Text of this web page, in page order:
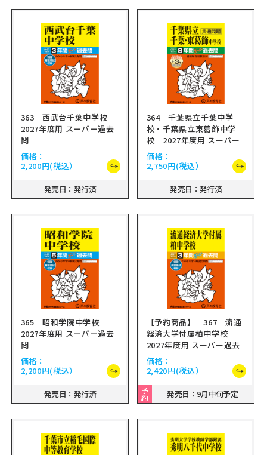
363 西武台千葉中学校
2027年度用 スーパー過去
問
価格：
2,200円(税込）
発売日：発行済
364 千葉県立千葉中学
校・千葉県立東葛飾中学
校 2027年度用 スーパー
過去問
価格：
2,750円(税込）
発売日：発行済
365 昭和学院中学校
2027年度用 スーパー過去
問
価格：
2,200円(税込）
発売日：発行済
【予約商品】 367 流通
経済大学付属柏中学校
2027年度用 スーパー過去
問
価格：
2,420円(税込）
予
約 発売日：9月中旬予定